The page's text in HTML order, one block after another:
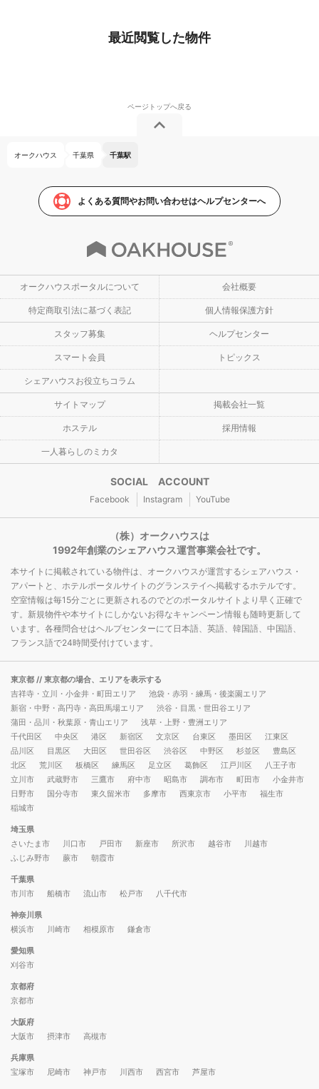
最近閲覧した物件
オークハウス 千葉県 千葉駅
よくある質問やお問い合わせはヘルプセンターへ
オークハウスポータルについて 会社概要
特定商取引法に基づく表記 個人情報保護方針
スタッフ募集 ヘルプセンター
スマート会員 トピックス
シェアハウスお役立ちコラム
サイトマップ 掲載会社一覧
ホステル 採用情報
一人暮らしのミカタ
SOCIAL ACCOUNT
Facebook Instagram YouTube
（株）オークハウスは
1992年創業のシェアハウス運営事業会社です。
本サイトに掲載されている物件は、オークハウスが運営するシェアハウス・
アパートと、ホテルポータルサイトのグランステイへ掲載するホテルです。
空室情報は毎15分ごとに更新されるのでどのポータルサイトより早く正確で
す。新規物件や本サイトにしかないお得なキャンペーン情報も随時更新して
います。各種問合せはヘルプセンターにて日本語、英語、韓国語、中国語、
フランス語で24時間受付けています。
東京都 // 東京都の場合、エリアを表示する
吉祥寺・立川・小金井・町田エリア
池袋・赤羽・練馬・後楽園エリア
新宿・中野・高円寺・高田馬場エリア
渋谷・目黒・世田谷エリア
蒲田・品川・秋葉原・青山エリア
浅草・上野・豊洲エリア
千代田区
中央区 港区 新宿区 文京区 台東区 墨田区
江東区
品川区
目黒区 大田区 世田谷区 渋谷区 中野区 杉並区
豊島区
北区
荒川区 板橋区 練馬区 足立区 葛飾区 江戸川区
八王子市
立川市
武蔵野市 三鷹市 府中市 昭島市 調布市 町田市
小金井市
日野市
国分寺市 東久留米市 多摩市 西東京市 小平市
福生市
稲城市
埼玉県
さいたま市
川口市 戸田市 新座市 所沢市 越谷市
川越市
ふじみ野市
蕨市 朝霞市
千葉県
市川市
船橋市 流山市 松戸市 八千代市
神奈川県
横浜市
川崎市 相模原市 鎌倉市
愛知県
刈谷市
京都府
京都市
大阪府
大阪市
摂津市 高槻市
兵庫県
宝塚市
尼崎市 神戸市 川西市 西宮市 芦屋市